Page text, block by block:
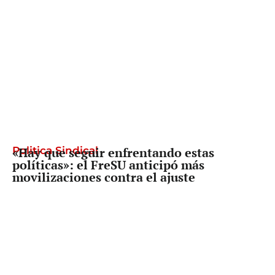
Politica Sindical
«Hay que seguir enfrentando estas
políticas»: el FreSU anticipó más
movilizaciones contra el ajuste